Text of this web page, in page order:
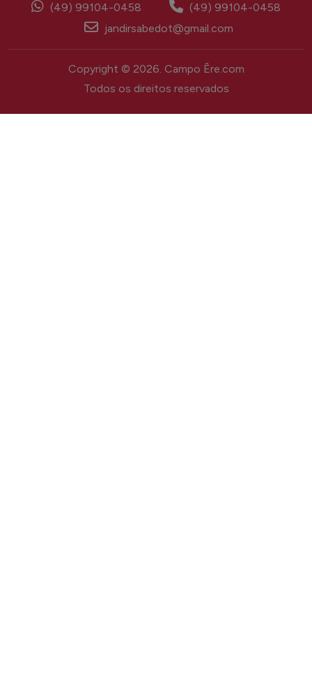
(49) 99104-0458
(49) 99104-0458
jandirsabedot@gmail.com
Copyright © 2026. Campo Êre.com
Todos os direitos reservados